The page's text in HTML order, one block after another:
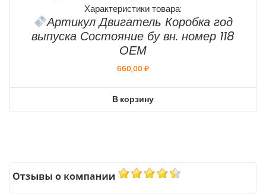
Характеристики товара:
Артикул Двигатель Коробка год
выпуска Состояние бу вн. номер 118
ОЕМ
660,00₽
В корзину